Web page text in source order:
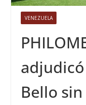
VENEZUELA
Bello